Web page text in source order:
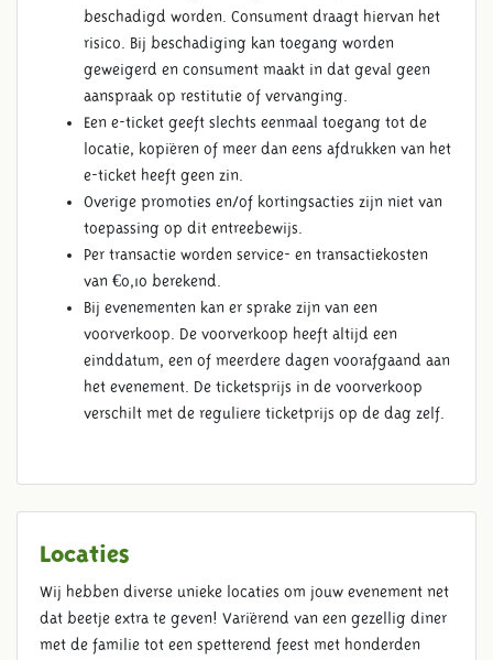
beschadigd worden. Consument draagt hiervan het
risico. Bij beschadiging kan toegang worden
geweigerd en consument maakt in dat geval geen
aanspraak op restitutie of vervanging.
Een e-ticket geeft slechts eenmaal toegang tot de
locatie, kopiëren of meer dan eens afdrukken van het
e-ticket heeft geen zin.
Overige promoties en/of kortingsacties zijn niet van
toepassing op dit entreebewijs.
Per transactie worden service- en transactiekosten
van €0,10 berekend.
Bij evenementen kan er sprake zijn van een
voorverkoop. De voorverkoop heeft altijd een
einddatum, een of meerdere dagen voorafgaand aan
het evenement. De ticketsprijs in de voorverkoop
verschilt met de reguliere ticketprijs op de dag zelf.
Locaties
Wij hebben diverse unieke locaties om jouw evenement net
dat beetje extra te geven! Variërend van een gezellig diner
met de familie tot een spetterend feest met honderden